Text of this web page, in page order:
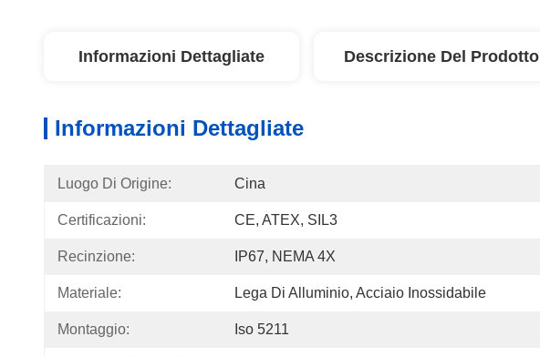
Informazioni Dettagliate Descrizione Del Prodotto
Informazioni Dettagliate
Luogo Di Origine: Cina
Certificazioni: CE, ATEX, SIL3
Recinzione: IP67, NEMA 4X
Materiale: Lega Di Alluminio, Acciaio Inossidabile
Montaggio: Iso 5211